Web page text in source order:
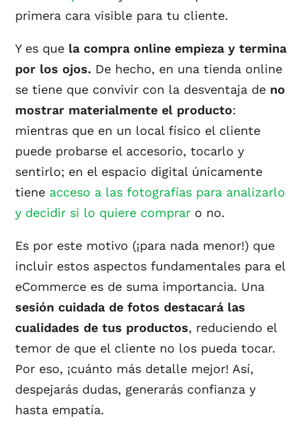
primera cara visible para tu cliente.
Y es que la compra online empieza y termina
por los ojos. De hecho, en una tienda online
se tiene que convivir con la desventaja de no
mostrar materialmente el producto:
mientras que en un local físico el cliente
puede probarse el accesorio, tocarlo y
sentirlo; en el espacio digital únicamente
tiene acceso a las fotografías para analizarlo
y decidir si lo quiere comprar o no.
Es por este motivo (¡para nada menor!) que
incluir estos aspectos fundamentales para el
eCommerce es de suma importancia. Una
sesión cuidada de fotos destacará las
cualidades de tus productos, reduciendo el
temor de que el cliente no los pueda tocar.
Por eso, ¡cuánto más detalle mejor! Así,
despejarás dudas, generarás confianza y
hasta empatía.